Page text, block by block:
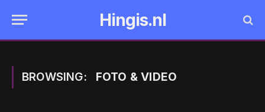
Hingis.nl
BROWSING: FOTO & VIDEO